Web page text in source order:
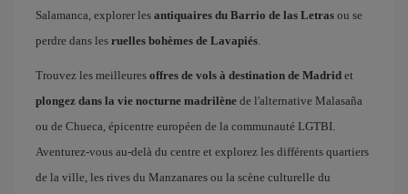
Salamanca, explorer les antiquaires du Barrio de las Letras ou se
perdre dans les ruelles bohèmes de Lavapiés.
Trouvez les meilleures offres de vols à destination de Madrid et
plongez dans la vie nocturne madrilène de l'alternative Malasaña
ou de Chueca, épicentre européen de la communauté LGTBI.
Aventurez-vous au-delà du centre et explorez les différents quartiers
de la ville, les rives du Manzanares ou la scène culturelle du